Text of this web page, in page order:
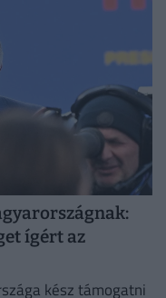
ígért az
kész támogatni